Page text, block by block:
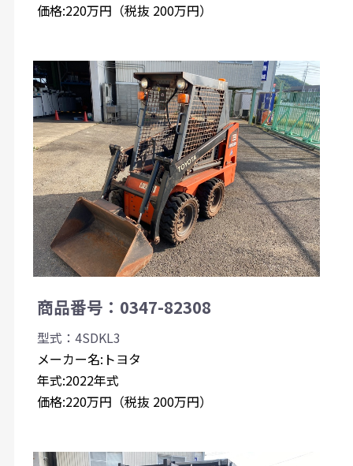
価格:220万円（税抜 200万円）
商品番号：0347-82308
型式：4SDKL3
メーカー名:トヨタ
年式:2022年式
価格:220万円（税抜 200万円）